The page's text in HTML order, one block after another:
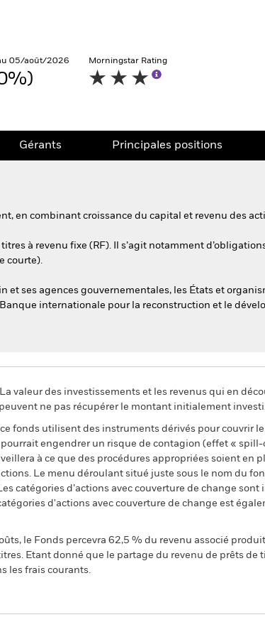
05/août/2026 Morningstar Rating
Gérants Principales positions
en combinant croissance du capital et revenu des
à revenu fixe (RF). Il s’agit notamment
courte).
ses agences gouvernementales, les États et
internationale pour la reconstruction et le
La valeur des investissements et les revenus qui en
ne pas récupérer le montant initialement
fonds utilisent des instruments dérivés pour couvrir
engendrer un risque de contagion (effet « spill-
à ce que des procédures appropriées soient en
Le menu déroulant situé juste sous le nom du
catégories d’actions avec couverture de change
d'actions avec couverture de change est
le Fonds percevra 62,5 % du revenu associé
Etant donné que le partage du revenu de prêts de
les frais courants.